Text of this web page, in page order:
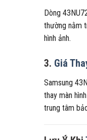
Dòng
thường nằm
hình ảnh.
3. Giá
Samsung
thay màn
trung tâm